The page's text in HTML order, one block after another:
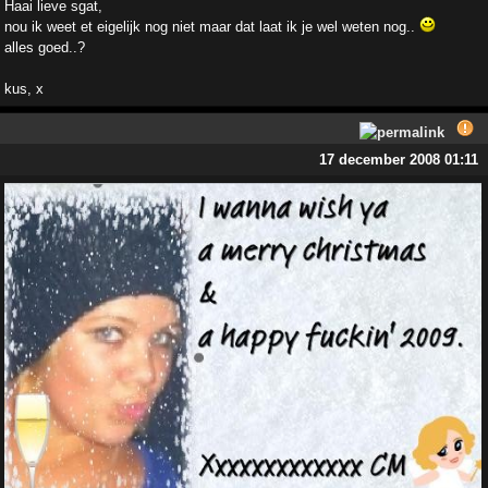
Haai lieve sgat,
nou ik weet et eigelijk nog niet maar dat laat ik je wel weten nog..
alles goed..?
kus, x
17 december 2008 01:11